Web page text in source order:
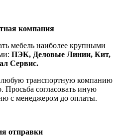
компания
мебель наиболее крупными
ПЭК, Деловые Линии, Кит,
Сервис.
транспортную компанию
Просьба согласовать иную
с менеджером до оплаты.
отправки